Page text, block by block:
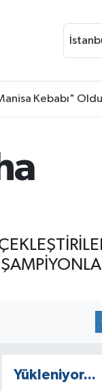
Kebabı"
Yükleniyor...